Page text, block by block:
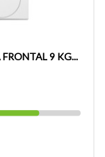
9 KG...